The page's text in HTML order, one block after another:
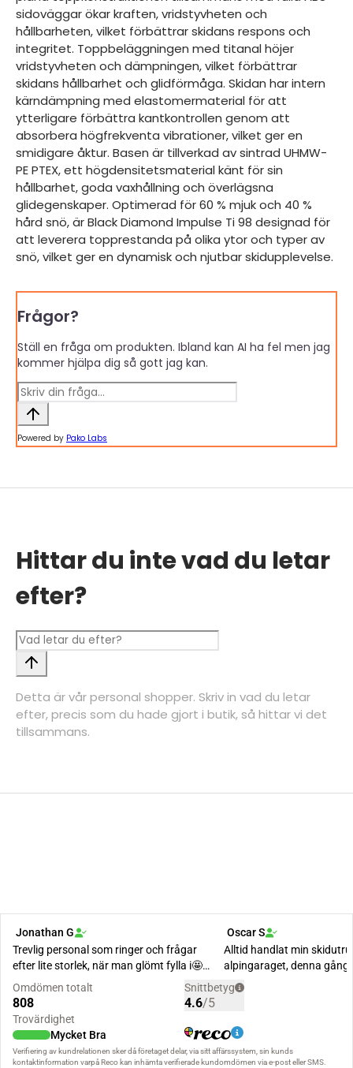
sidoväggar ökar kraften, vridstyvheten och
hållbarheten, vilket förbättrar skidans respons och
integritet. Toppbeläggningen med titanal höjer
vridstyvheten och dämpningen, vilket förbättrar
skidans hållbarhet och glidförmåga. Skidan har intern
kärndämpning med elastomermaterial för att
ytterligare förbättra kantkontrollen genom att
absorbera högfrekventa vibrationer, vilket ger en
smidigare åktur. Basen är tillverkad av sintrad UHMW-
PE PTEX, ett högdensitetsmaterial känt för sin
hållbarhet, goda vaxhållning och överlägsna
glidegenskaper. Optimerad för 60 % mjuk och 40 %
hård snö, är Black Diamond Impulse Ti 98 designad för
att leverera topprestanda på olika ytor och typer av
snö, vilket ger en dynamisk och njutbar skidupplevelse.